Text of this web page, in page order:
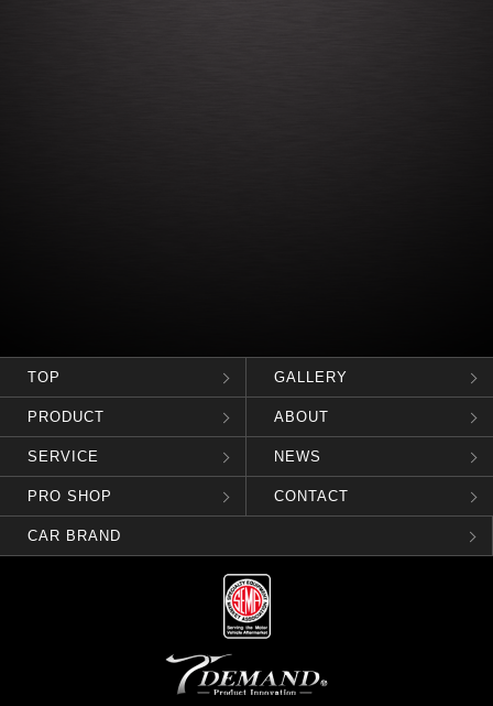
TOP GALLERY
PRODUCT ABOUT
SERVICE NEWS
PRO SHOP CONTACT
CAR BRAND